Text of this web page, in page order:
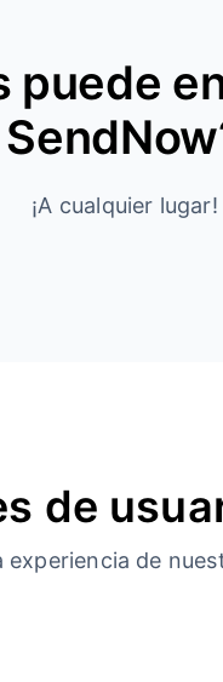
puede
¡A cualquier lugar!
de
experiencia de